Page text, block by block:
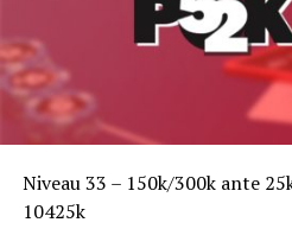
Niveau 33 – 150k/300k ante
10425k